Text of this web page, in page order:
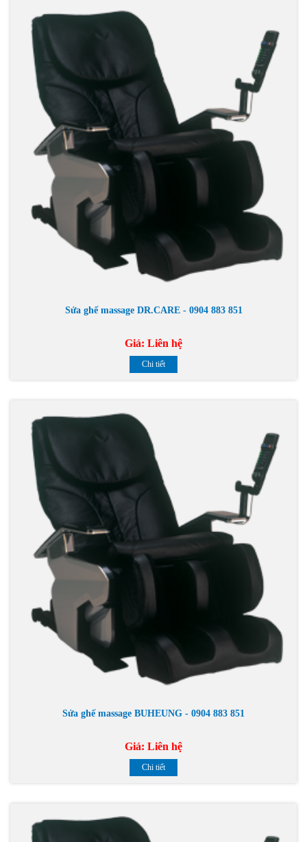
Sửa ghế massage DR.CARE - 0904 883 851
Giá: Liên hệ
Chi tiết
Sửa ghế massage BUHEUNG - 0904 883 851
Giá: Liên hệ
Chi tiết